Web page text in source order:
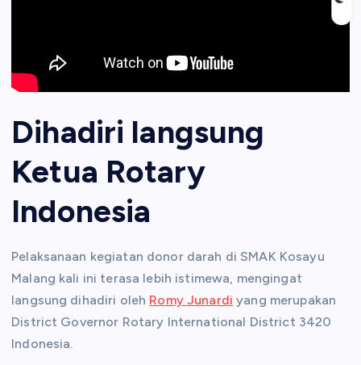
Dihadiri langsung
Ketua Rotary
Indonesia
Pelaksanaan kegiatan donor darah di SMAK Kosayu
Malang kali ini terasa lebih istimewa, mengingat
langsung dihadiri oleh Romy Junardi yang merupakan
District Governor Rotary International District 3420
Indonesia.